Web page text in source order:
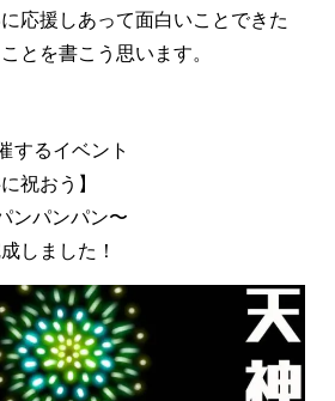
応援しあって面白いことできた
とを書こう思います。
するイベント
祝おう】
ンパンパン〜
しました！